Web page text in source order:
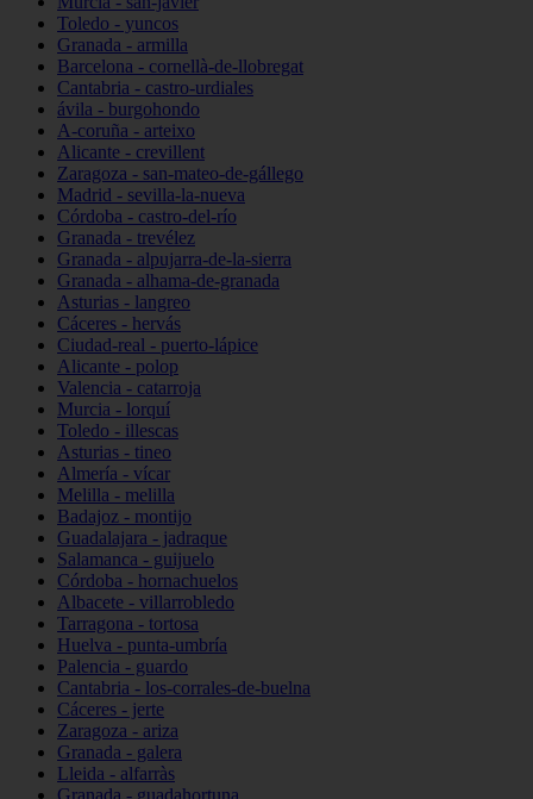
Toledo - yuncos
Granada - armilla
Barcelona - cornellà-de-llobregat
Cantabria - castro-urdiales
ávila - burgohondo
A-coruña - arteixo
Alicante - crevillent
Zaragoza - san-mateo-de-gállego
Madrid - sevilla-la-nueva
Córdoba - castro-del-río
Granada - trevélez
Granada - alpujarra-de-la-sierra
Granada - alhama-de-granada
Asturias - langreo
Cáceres - hervás
Ciudad-real - puerto-lápice
Alicante - polop
Valencia - catarroja
Murcia - lorquí
Toledo - illescas
Asturias - tineo
Almería - vícar
Melilla - melilla
Badajoz - montijo
Guadalajara - jadraque
Salamanca - guijuelo
Córdoba - hornachuelos
Albacete - villarrobledo
Tarragona - tortosa
Huelva - punta-umbría
Palencia - guardo
Cantabria - los-corrales-de-buelna
Cáceres - jerte
Zaragoza - ariza
Granada - galera
Lleida - alfarràs
Granada - guadahortuna